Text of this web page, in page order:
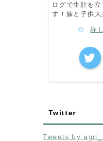
ログで生計を
す！嫁と子供大
詳
Twitter
Tweets by